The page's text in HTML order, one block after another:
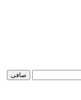
صافی